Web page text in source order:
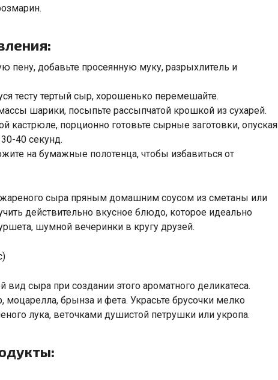
пену, добавьте просеянную муку, разрыхлитель и
тесту тертый сыр, хорошенько перемешайте.
шарики, посыпьте рассыпчатой крошкой из сухарей.
кастрюле, порционно готовьте сырные заготовки, опуская
40 секунд.
на бумажные полотенца, чтобы избавиться от
сыра пряным домашним соусом из сметаны или
действительно вкусное блюдо, которое идеально
шумной вечеринки в кругу друзей.
сыра при создании этого ароматного деликатеса.
брынза и фета. Украсьте брусочки мелко
лука, веточками душистой петрушки или укропа.